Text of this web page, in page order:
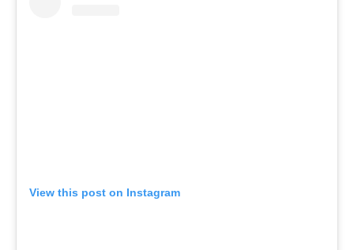
View this post on Instagram